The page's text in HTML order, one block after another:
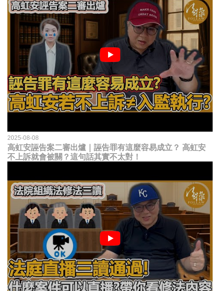
2025-08-08
高虹安誣告案二審出爐｜誣告罪有這麼容易成立？ 高虹安
不上訴就會被關？這句話其實不太對！